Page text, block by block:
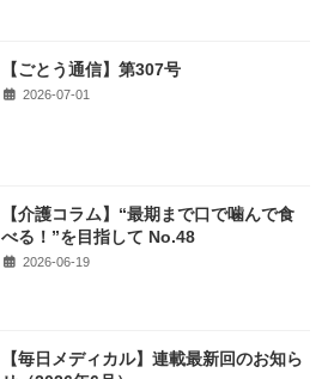
【ごとう通信】第307号
2026-07-01
【介護コラム】“最期まで口で噛んで食
べる！”を目指して No.48
2026-06-19
【毎日メディカル】連載最新回のお知ら